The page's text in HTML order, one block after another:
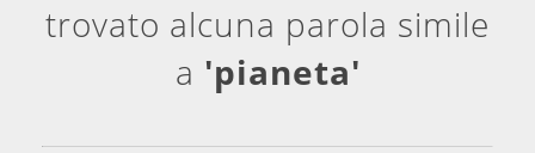
trovato alcuna parola simile
a 'pianeta'